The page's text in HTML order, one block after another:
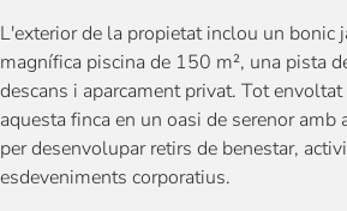
L'exterior de la propietat inclou un bonic
magnífica piscina de 150 m², una pista
descans i aparcament privat. Tot
aquesta finca en un oasi de serenor
per desenvolupar retirs de benestar,
esdeveniments corporatius.